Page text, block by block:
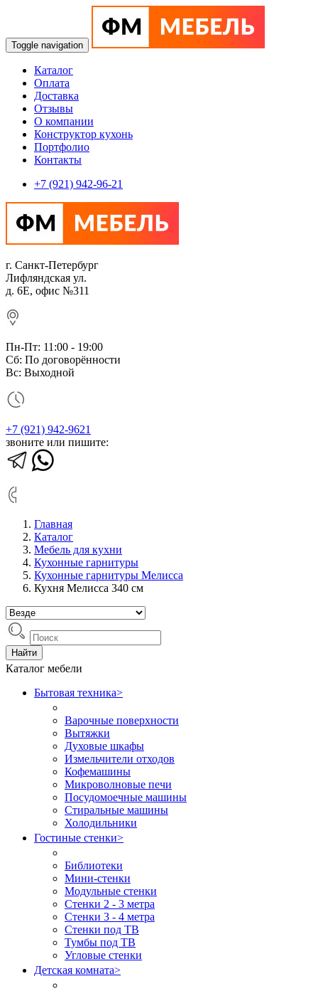
Toggle navigation
Каталог
Оплата
Доставка
Отзывы
О компании
Конструктор кухонь
Портфолио
Контакты
+7 (921) 942-96-21
г. Санкт-Петербург
Лифляндская ул.
д. 6Е, офис №311
Пн-Пт: 11:00 - 19:00
Сб: По договорённости
Вс: Выходной
+7 (921) 942-9621
звоните или пишите:
Главная
Каталог
Мебель для кухни
Кухонные гарнитуры
Кухонные гарнитуры Мелисса
Кухня Мелисса 340 см
Найти
Каталог мебели
Бытовая техника>
Варочные поверхности
Вытяжки
Духовые шкафы
Измельчители отходов
Кофемашины
Микроволновые печи
Посудомоечные машины
Стиральные машины
Холодильники
Гостиные стенки>
Библиотеки
Мини-стенки
Модульные стенки
Стенки 2 - 3 метра
Стенки 3 - 4 метра
Стенки под ТВ
Тумбы под ТВ
Угловые стенки
Детская комната>